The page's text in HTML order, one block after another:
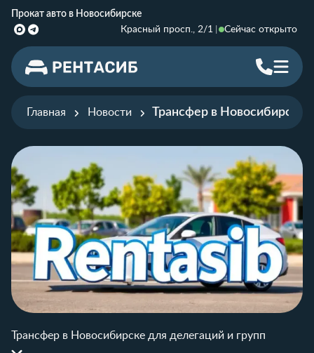
Прокат авто в Новосибирске
Красный просп., 2/1
Сейчас открыто
Главная Новости Трансфер в Новосибирске
Трансфер в Новосибирске для делегаций и групп